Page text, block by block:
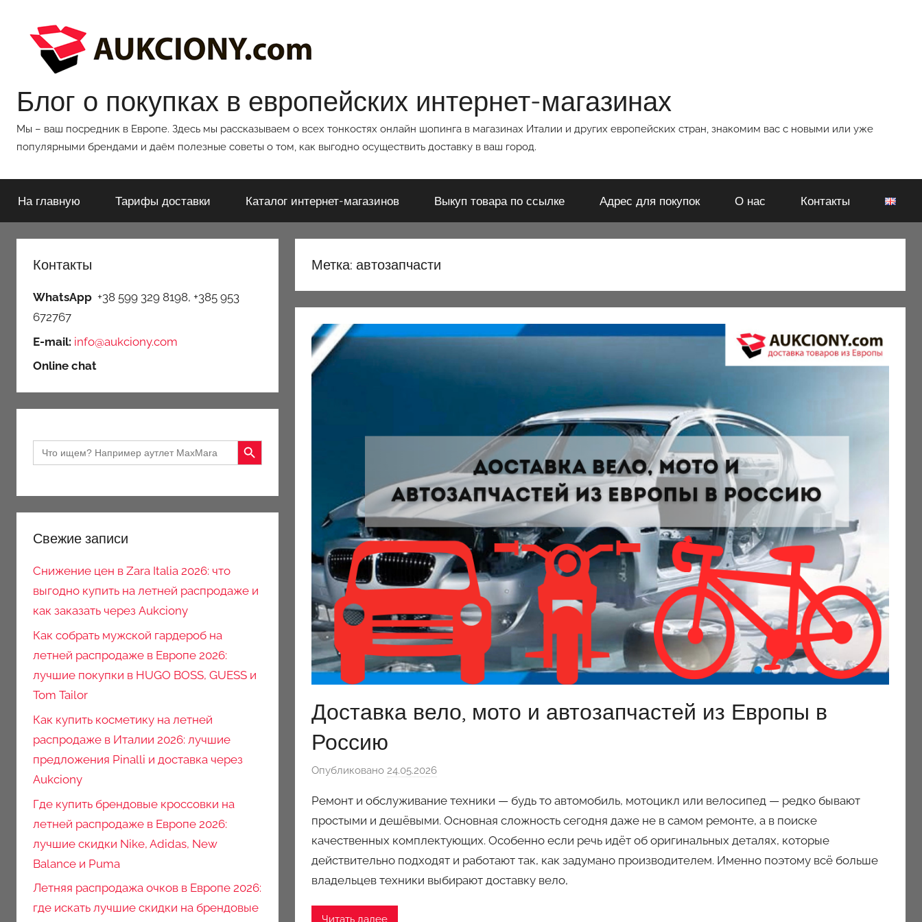
содержимому
Блог о покупках в европейских интернет-магазинах
Мы – ваш посредник в Европе. Здесь мы рассказываем о всех тонкостях онлайн шопинга в магазинах Италии и других европейских стран, знакомим вас с новыми или уже
популярными брендами и даём полезные советы о том, как выгодно осуществить доставку в ваш город.
На главную Тарифы доставки Каталог интернет-магазинов Выкуп товара по ссылке Адрес для покупок О нас Контакты
Метка: автозапчасти
Доставка вело, мото и автозапчастей из Европы в
Россию
Опубликовано 24.05.2026а
т
о
р
о
м
Ремонт и обслуживание техники — будь то автомобиль, мотоцикл или велосипед — редко бывают
простыми и дешёвыми. Основная сложность сегодня даже не в самом ремонте, а в поиске
качественных комплектующих. Особенно если речь идёт об оригинальных деталях, которые
действительно подходят и работают так, как задумано производителем. Именно поэтому всё больше
владельцев техники выбирают доставку вело,
Читать далее
Контакты
WhatsApp +38 599 329 8198, +385 953
672767
E-mail: info@aukciony.com
Online chat
Search
for:
Search Button
Свежие записи
Снижение цен в Zara Italia 2026: что
выгодно купить на летней распродаже и
как заказать через Aukciony
Как собрать мужской гардероб на
летней распродаже в Европе 2026:
лучшие покупки в HUGO BOSS, GUESS и
Tom Tailor
Как купить косметику на летней
распродаже в Италии 2026: лучшие
предложения Pinalli и доставка через
Aukciony
Где купить брендовые кроссовки на
летней распродаже в Европе 2026:
лучшие скидки Nike, Adidas, New
Balance и Puma
Летняя распродажа очков в Европе 2026:
где искать лучшие скидки на брендовые